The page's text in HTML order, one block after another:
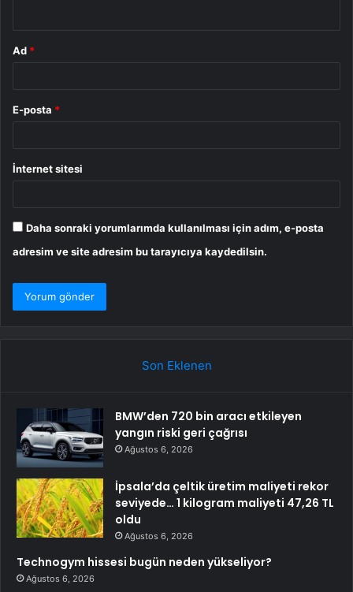
Ad *
E-posta *
İnternet sitesi
Daha sonraki yorumlarımda kullanılması için adım, e-posta
adresim ve site adresim bu tarayıcıya kaydedilsin.
Son Eklenen
BMW’den 720 bin aracı etkileyen
yangın riski geri çağrısı
Ağustos 6, 2026
İpsala’da çeltik üretim maliyeti rekor
seviyede… 1 kilogram maliyeti 47,26 TL
oldu
Ağustos 6, 2026
Technogym hissesi bugün neden yükseliyor?
Ağustos 6, 2026